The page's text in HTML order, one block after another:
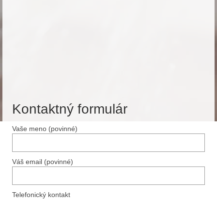
Kontaktný formulár
Vaše meno (povinné)
Váš email (povinné)
Telefonický kontakt